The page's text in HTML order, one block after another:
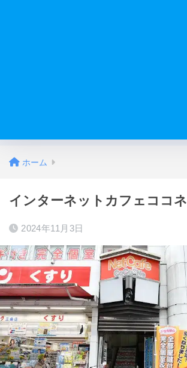
ホーム
インターネットカフェココネ
2024年11月3日